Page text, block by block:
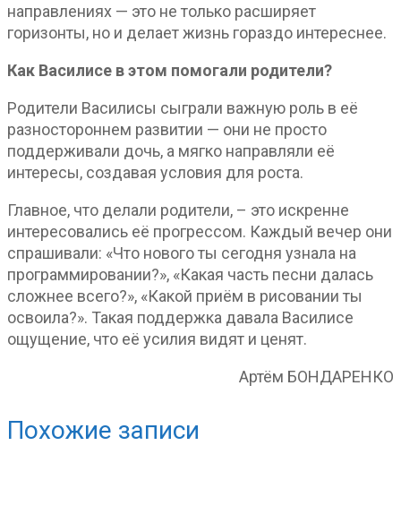
направлениях — это не только расширяет
горизонты, но и делает жизнь гораздо интереснее.
Как Василисе в этом помогали родители?
Родители Василисы сыграли важную роль в её
разностороннем развитии — они не просто
поддерживали дочь, а мягко направляли её
интересы, создавая условия для роста.
Главное, что делали родители, – это искренне
интересовались её прогрессом. Каждый вечер они
спрашивали: «Что нового ты сегодня узнала на
программировании?», «Какая часть песни далась
сложнее всего?», «Какой приём в рисовании ты
освоила?». Такая поддержка давала Василисе
ощущение, что её усилия видят и ценят.
Артём БОНДАРЕНКО
Похожие записи